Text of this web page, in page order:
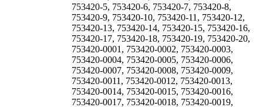
753420-5, 753420-6, 753420-7, 753420-8,
753420-9, 753420-10, 753420-11, 753420-12,
753420-13, 753420-14, 753420-15, 753420-16,
753420-17, 753420-18, 753420-19, 753420-20,
753420-0001, 753420-0002, 753420-0003,
753420-0004, 753420-0005, 753420-0006,
753420-0007, 753420-0008, 753420-0009,
753420-0011, 753420-0012, 753420-0013,
753420-0014, 753420-0015, 753420-0016,
753420-0017, 753420-0018, 753420-0019,